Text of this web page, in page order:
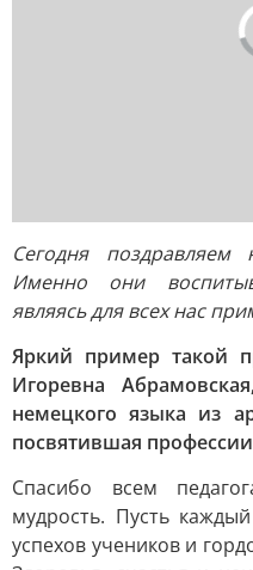
Сегодня
Именно они
являясь для всех нас
Яркий пример такой
Игоревна
немецкого языка из
посвятившая профессии
Спасибо всем
мудрость. Пусть
успехов учеников и